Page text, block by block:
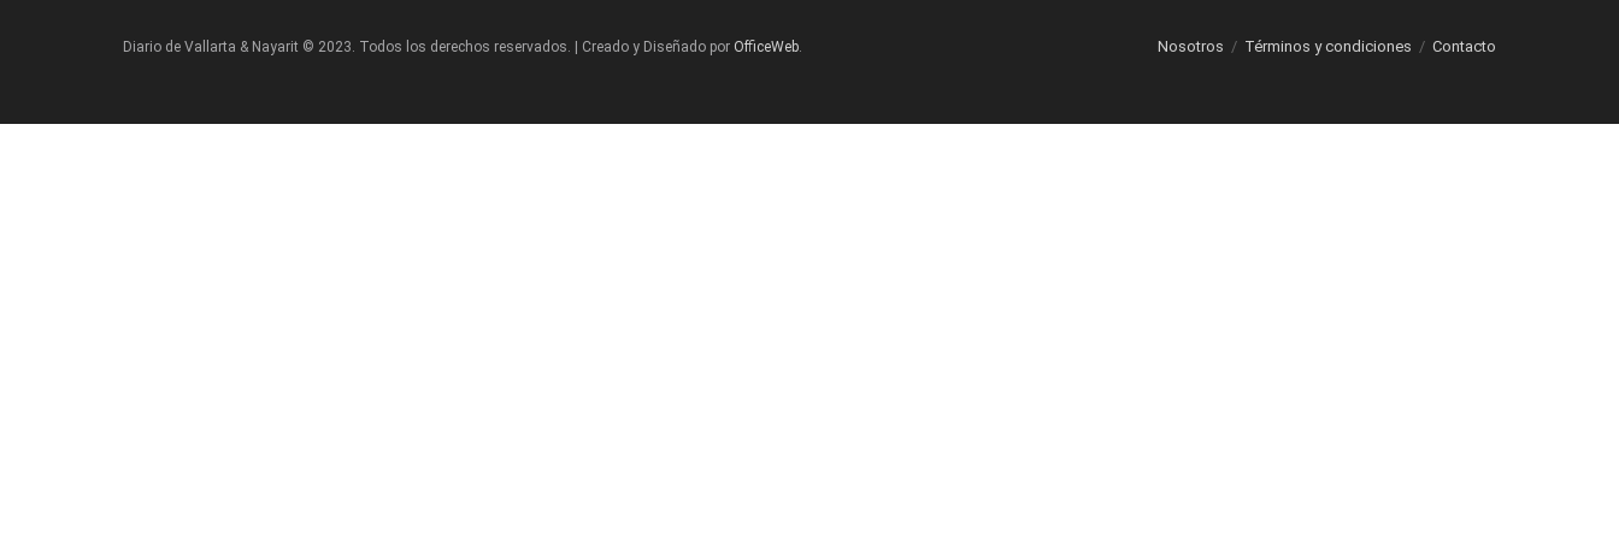
Nosotros Términos y condiciones Contacto
Diario de Vallarta & Nayarit © 2023. Todos los derechos reservados. | Creado y Diseñado por OfficeWeb.